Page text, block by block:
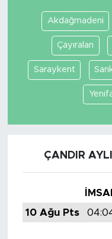
Akdağmadeni
Çayıralan
Saraykent
ÇANDIR
10 Ağu Pts